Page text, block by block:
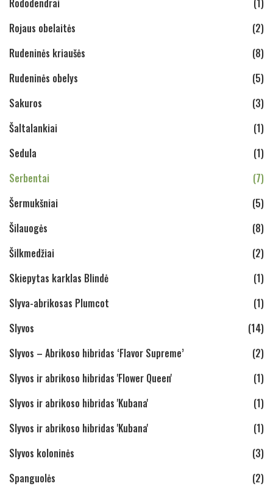
Rododendrai
(1)
Rojaus obelaitės
(2)
Rudeninės kriaušės
(8)
Rudeninės obelys
(5)
Sakuros
(3)
Šaltalankiai
(1)
Sedula
(1)
Serbentai
(7)
Šermukšniai
(5)
Šilauogės
(8)
Šilkmedžiai
(2)
Skiepytas karklas Blindė
(1)
Slyva-abrikosas Plumcot
(1)
Slyvos
(14)
Slyvos – Abrikoso hibridas ‘Flavor Supreme’
(2)
Slyvos ir abrikoso hibridas 'Flower Queen'
(1)
Slyvos ir abrikoso hibridas 'Kubana'
(1)
Slyvos ir abrikoso hibridas 'Kubana'
(1)
Slyvos koloninės
(3)
Spanguolės
(2)